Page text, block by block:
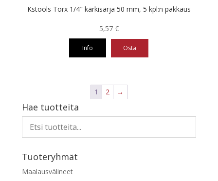
Kstools Torx 1/4″ kärkisarja 50 mm, 5 kpl:n pakkaus
5,57 €
Info Osta
muunnelma.
Voit
tehdä
valinnat
tuotteen
sivulla.
1 2 →
Hae tuotteita
Tuoteryhmät
Maalausvälineet